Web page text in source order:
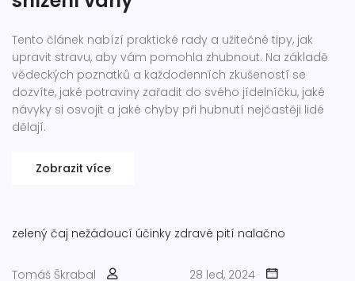
Tento článek nabízí praktické rady a užitečné tipy, jak
upravit stravu, aby vám pomohla zhubnout. Na základě
vědeckých poznatků a každodenních zkušeností se
dozvíte, jaké potraviny zařadit do svého jídelníčku, jaké
návyky si osvojit a jaké chyby při hubnutí nejčastěji lidé
dělají.
Zobrazit více
zelený čaj nežádoucí účinky zdravé pití nalačno
Tomáš Škrabal
28 led, 2024